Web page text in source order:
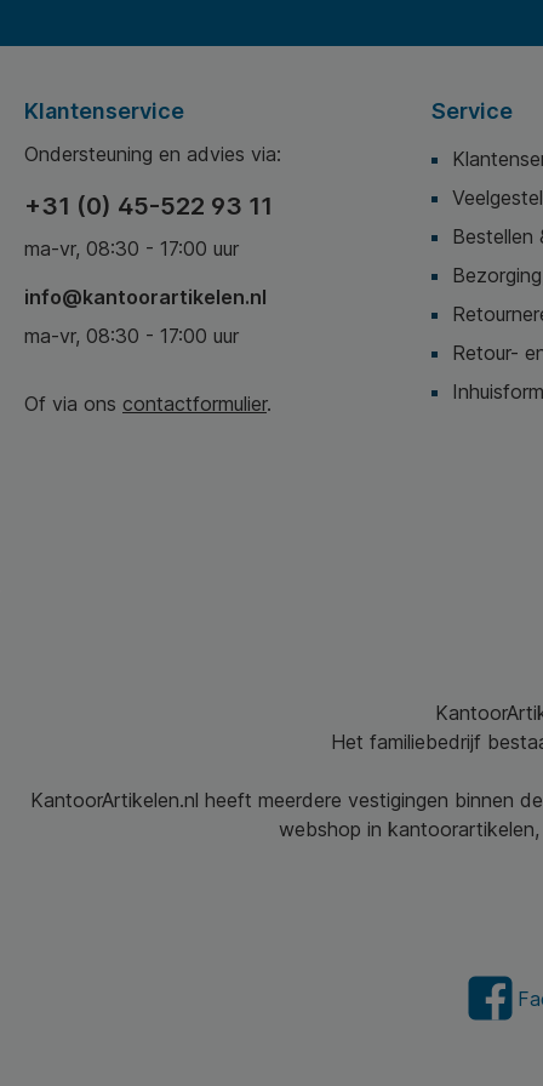
Klantenservice
Ondersteuning en advies via:
+31 (0) 45-522 93 11
ma-vr, 08:30 - 17:00 uur
info@kantoorartikelen.nl
ma-vr, 08:30 - 17:00 uur
Of via ons contactformulier.
Service
Bestellen
Retour-
Het familiebedrijf
KantoorArtikelen.nl heeft meerdere vestigingen binnen
webshop in